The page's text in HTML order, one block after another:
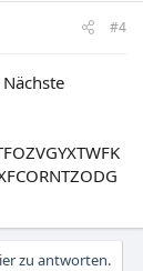
#4
zu antworten.